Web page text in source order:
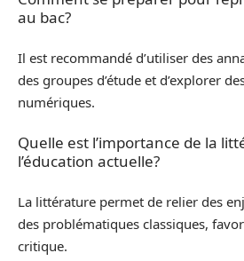
au bac?
Il est recommandé d’utiliser des
des groupes d’étude et d’explorer
numériques.
Quelle est l’importance de la
l’éducation actuelle?
La littérature permet de relier des
des problématiques classiques,
critique.